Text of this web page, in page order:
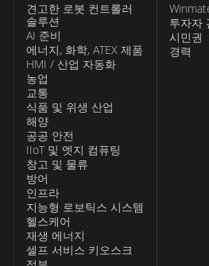
견고한 로봇 컨트롤러
솔루션
AI 준비
에너지, 화학, ATEX 제품
HMI / 산업 자동화
농업
교통
식품 및 위생 산업
해양
공공 안전
IIoT 및 엣지 컴퓨팅
창고 및 물류
방어
인프라
지능형 로보틱스 시스템
헬스케어
재생 에너지
셀프 서비스 키오스크
투자자
시민권
경력